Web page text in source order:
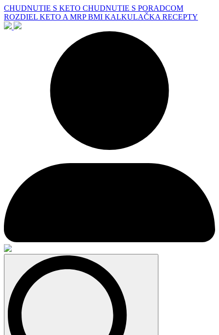
CHUDNUTIE S KETO CHUDNUTIE S PORADCOM
ROZDIEL KETO A MRPBMI KALKULAČKA RECEPTY
Search